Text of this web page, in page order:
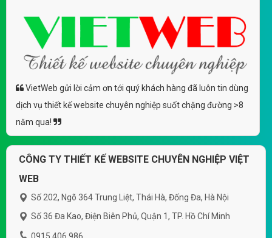
VietWeb gửi lời cảm ơn tới quý khách hàng đã luôn tin dùng
dịch vụ thiết kế website chuyên nghiệp suốt chặng đường >8
năm qua!
CÔNG TY THIẾT KẾ WEBSITE CHUYÊN NGHIỆP VIỆT
WEB
Số 202, Ngõ 364 Trung Liệt, Thái Hà, Đống Đa, Hà Nội
Số 36 Đa Kao, Điện Biên Phủ, Quận 1, TP. Hồ Chí Minh